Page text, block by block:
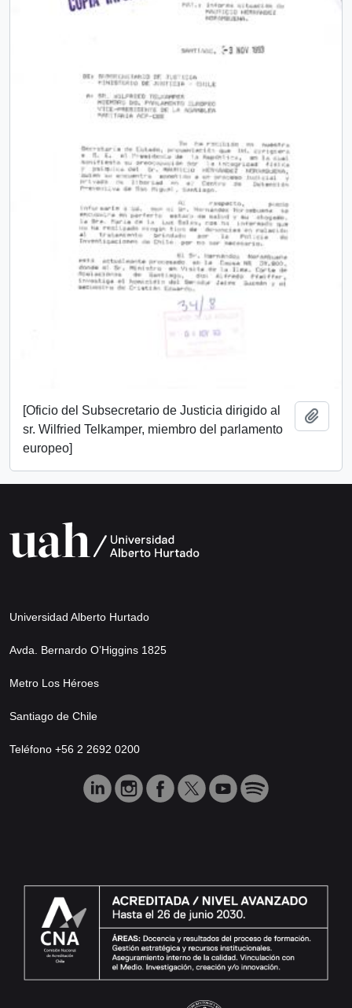
[Oficio del Subsecretario de Justicia dirigido al
sr. Wilfried Telkamper, miembro del parlamento
europeo]
Universidad Alberto Hurtado
Avda. Bernardo O’Higgins 1825
Metro Los Héroes
Santiago de Chile
Teléfono +56 2 2692 0200